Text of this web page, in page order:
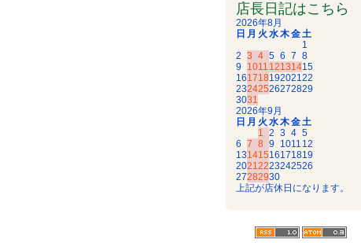
店長日記はこちら
2026年8月
日 月 火 水木金土
1
2 3 4 5 6 7 8
9 1011 12131415
16171819202122
23242526272829
3031
2026年9月
日 月 火 水木金土
1 2 3 4 5
6 7 8 9 1011 12
13141516171819
20212223242526
27282930
上記が店休日になります。